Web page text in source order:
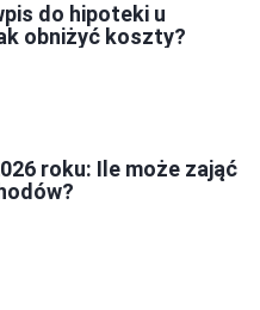
do hipoteki u
obniżyć koszty?
roku: Ile może zająć